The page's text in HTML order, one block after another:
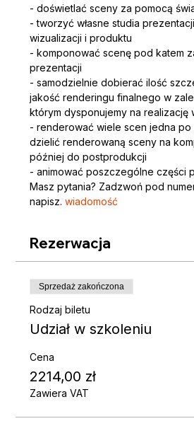
- doświetlać sceny za pomocą
- tworzyć własne studia
wizualizacji i produktu
- komponować scenę pod katem
prezentacji
- samodzielnie dobierać ilość
jakość renderingu finalnego w
którym dysponujemy na realizację
- renderować wiele scen jedna po
dzielić renderowaną sceny na
później do postprodukcji
- animować poszczególne części
Masz pytania? Zadzwoń pod
napisz. wiadomość
Rezerwacja
Sprzedaż zakończona
Rodzaj biletu
Udział w szkoleniu
Cena
2214,00 zł
Zawiera VAT